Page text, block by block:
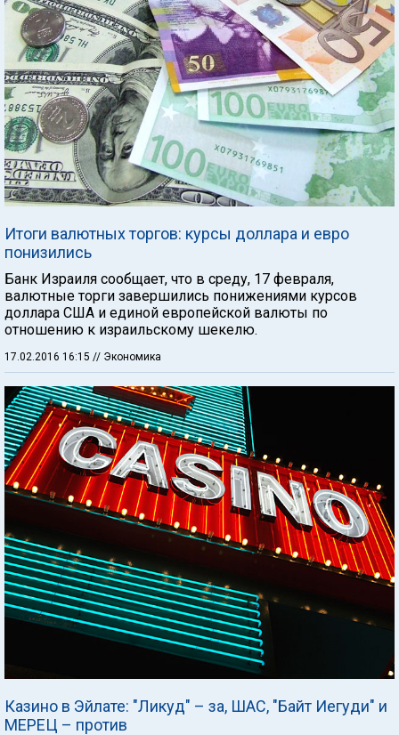
Итоги валютных торгов: курсы доллара и евро
понизились
Банк Израиля сообщает, что в среду, 17 февраля,
валютные торги завершились понижениями курсов
доллара США и единой европейской валюты по
отношению к израильскому шекелю.
17.02.2016 16:15 // Экономика
Казино в Эйлате: "Ликуд" – за, ШАС, "Байт Иегуди" и
МЕРЕЦ – против